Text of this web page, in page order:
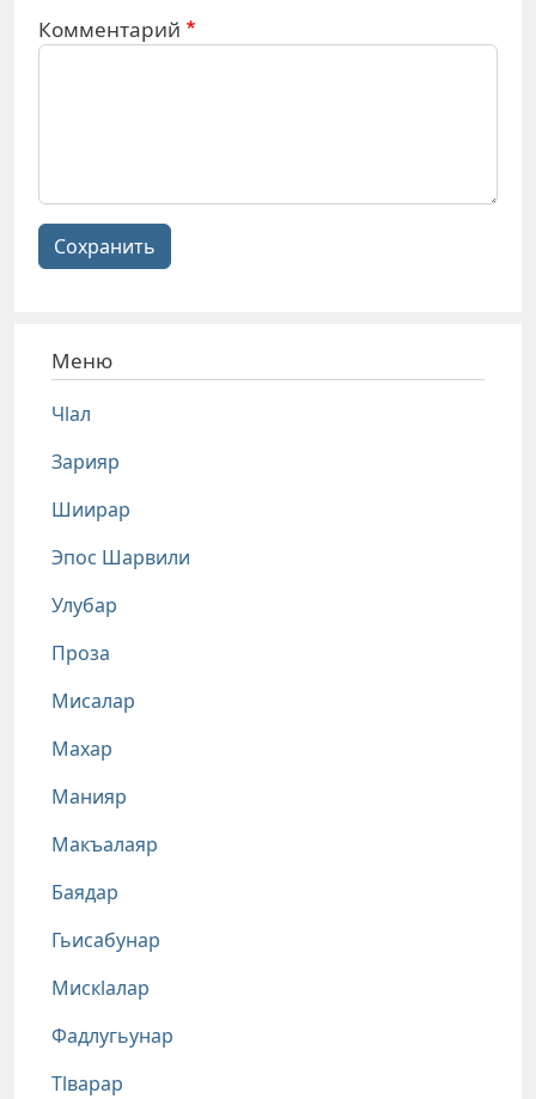
Комментарий
Сохранить
Меню
Чlал
Зарияр
Шиирар
Эпос Шарвили
Улубар
Проза
Мисалар
Махар
Манияр
Макъалаяр
Баядар
Гьисабунар
Мискlалар
Фадлугьунар
Тlварар